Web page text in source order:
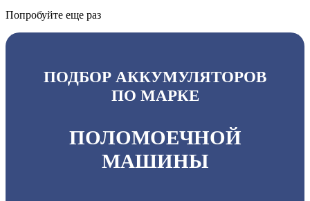
Попробуйте еще раз
ПОДБОР АККУМУЛЯТОРОВ
ПО МАРКЕ
ПОЛОМОЕЧНОЙ
МАШИНЫ